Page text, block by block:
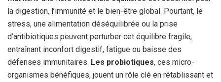
la digestion, l’immunité et le bien-être global. Pourtant, le
stress, une alimentation déséquilibrée ou la prise
d’antibiotiques peuvent perturber cet équilibre fragile,
entraînant inconfort digestif, fatigue ou baisse des
défenses immunitaires. Les probiotiques, ces micro-
organismes bénéfiques, jouent un rôle clé en rétablissant et